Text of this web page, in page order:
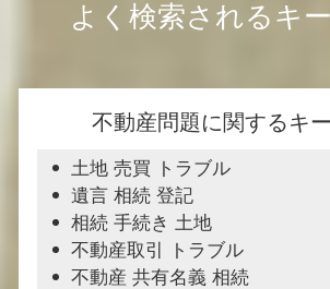
よく検索されるキ
不動産問題に関するキ
土地 売買 トラブル
遺言 相続 登記
相続 手続き 土地
不動産取引 トラブル
不動産 共有名義 相続